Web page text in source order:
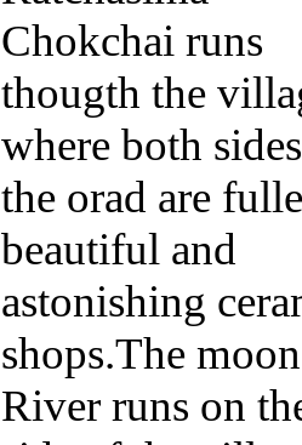
Chokchai runs
thougth the
where both
the orad are
beautiful and
astonishing
shops.The moon
River runs on